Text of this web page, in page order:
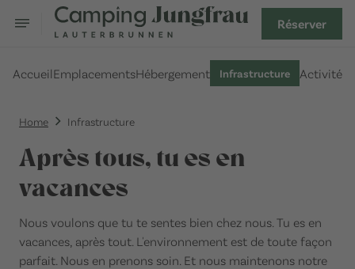
Réserver
AccueilEmplacementsHébergement Infrastructure Activités
Home Infrastructure
Après tous, tu es en
vacances
Nous voulons que tu te sentes bien chez nous. Tu es en
vacances, après tout. L'environnement est de toute façon
parfait. Nous en prenons soin. Et nous maintenons notre